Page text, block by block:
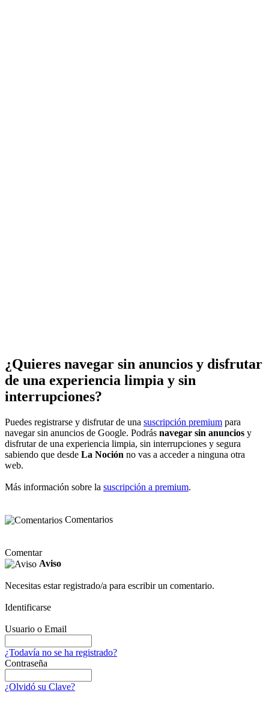
¿Quieres navegar sin anuncios y disfrutar
de una experiencia limpia y sin
interrupciones?
Puedes registrarse y disfrutar de una suscripción premium para
navegar sin anuncios de Google. Podrás navegar sin anuncios y
disfrutar de una experiencia limpia, sin interrupciones y segura
sabiendo que desde La Noción no vas a acceder a ninguna otra
web.
Más información sobre la suscripción a premium.
Comentarios
Comentar
Aviso
Necesitas estar registrado/a para escribir un comentario.
Identificarse
Usuario o Email
¿Todavía no se ha registrado?
Contraseña
¿Olvidó su Clave?